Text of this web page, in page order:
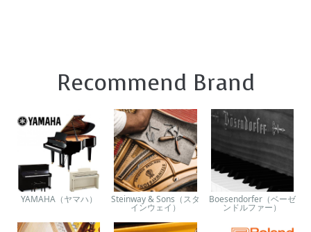
Recommend Brand
YAMAHA（ヤマハ） Steinway & Sons（スタ
インウェイ）
Boesendorfer（ベーゼ
ンドルファー）